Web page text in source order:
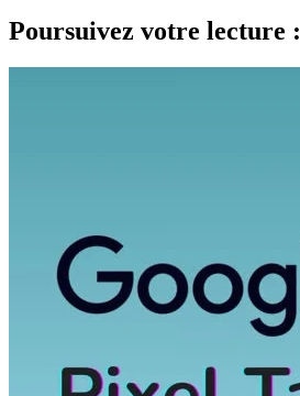
Poursuivez votre lecture :